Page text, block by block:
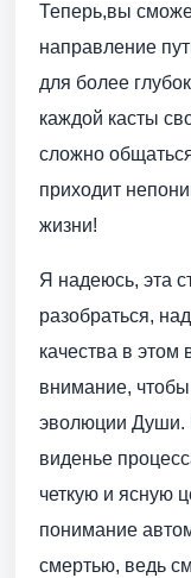
Теперь,вы
направление
для более
каждой касты
сложно
приходит
жизни!
Я надеюсь, эта
разобраться,
качества в
внимание,
эволюции Души.
виденье
четкую и ясную
понимание
смертью, ведь